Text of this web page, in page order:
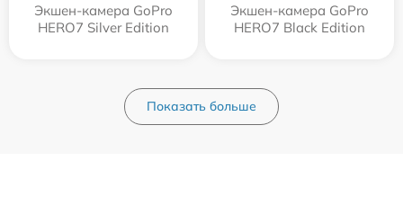
Экшен-камера GoPro
HERO7 Silver Edition
Экшен-камера GoPro
HERO7 Black Edition
Показать больше